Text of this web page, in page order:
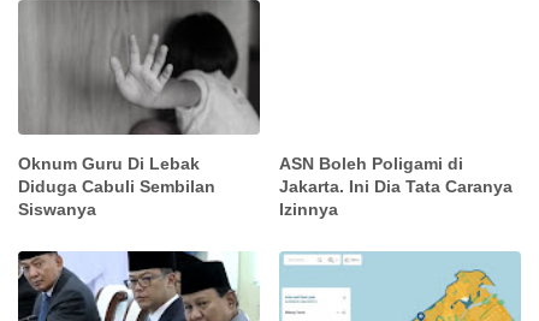
Oknum Guru Di Lebak
Diduga Cabuli Sembilan
Siswanya
ASN Boleh Poligami di
Jakarta. Ini Dia Tata Caranya
Izinnya